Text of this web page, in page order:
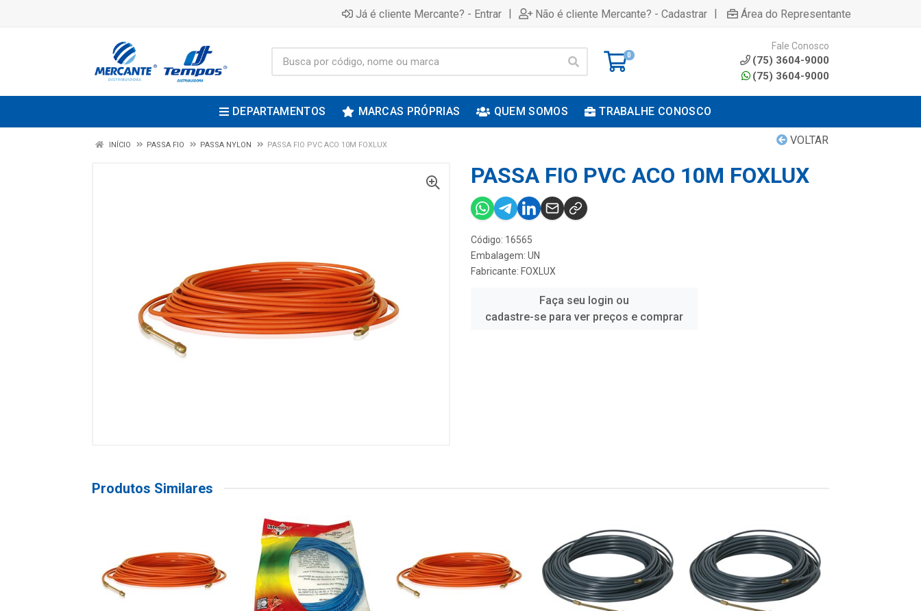
Já é cliente Mercante? - Entrar | Não é cliente Mercante? - Cadastrar | Área do Representante
0
Fale Conosco
(75) 3604-9000
(75) 3604-9000
DEPARTAMENTOS MARCAS PRÓPRIAS QUEM SOMOS TRABALHE CONOSCO
VOLTAR
INÍCIO PASSA FIO PASSA NYLON PASSA FIO PVC ACO 10M FOXLUX
PASSA FIO PVC ACO 10M FOXLUX
Código: 16565
Embalagem: UN
Fabricante: FOXLUX
Faça seu login ou
cadastre-se para ver preços e comprar
Produtos Similares